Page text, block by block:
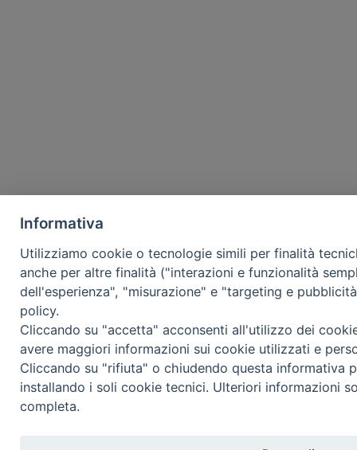
Informativa
Utilizziamo cookie o tecnologie simili per finalità
anche per altre finalità ("interazioni e funzionalità
dell'esperienza", "misurazione" e "targeting e
policy.
Cliccando su "accetta" acconsenti all'utilizzo dei
avere maggiori informazioni sui cookie utilizzati e
Cliccando su "rifiuta" o chiudendo questa informativa
installando i soli cookie tecnici. Ulteriori informazioni
completa.